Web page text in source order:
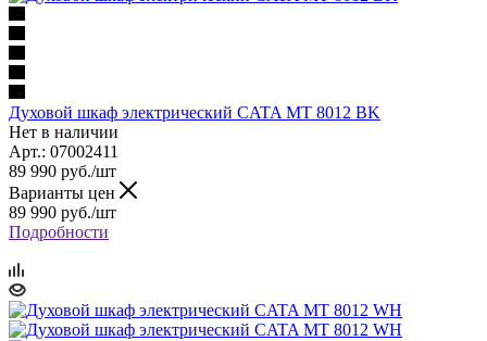
Духовой шкаф электрический CATA MT 8012 BK
Нет в наличии
Арт.: 07002411
89 990 руб./шт
Варианты цен
89 990 руб./шт
Подробности